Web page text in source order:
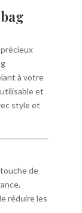
à votre
et
style et
de
réduire les